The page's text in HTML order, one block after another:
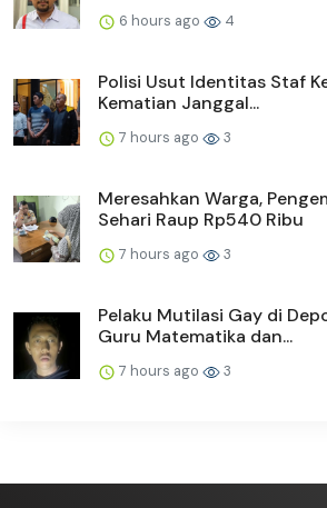
6 hours ago 4
Polisi Usut Identitas Staf
Kematian Janggal...
7 hours ago 3
Meresahkan Warga,
Sehari Raup Rp540 Ribu
7 hours ago 3
Pelaku Mutilasi Gay di
Guru Matematika dan...
7 hours ago 3